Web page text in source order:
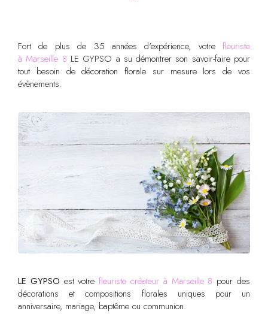
Fort de plus de 35 années d'expérience, votrefleuriste
à Marseille 8 LE GYPSO a su démontrer son savoir-faire pour
tout besoin de décoration florale sur mesure lors de vos
évènements.
LE GYPSO est votrefleuriste créateur à Marseille 8 pour des
décorations et compositions florales uniques pour un
anniversaire, mariage, baptême ou communion.